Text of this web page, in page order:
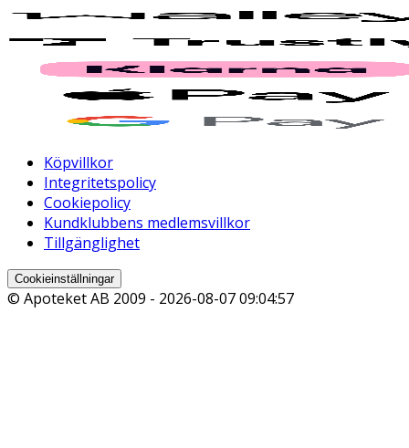
Köpvillkor
Integritetspolicy
Cookiepolicy
Kundklubbens medlemsvillkor
Tillgänglighet
Cookieinställningar
© Apoteket AB 2009 - 2026-08-07 09:04:57